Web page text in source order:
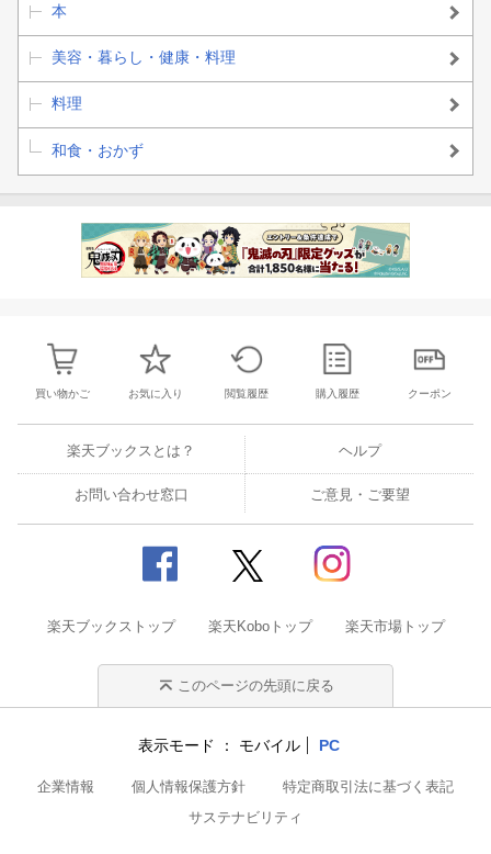
本
美容・暮らし・健康・料理
料理
和食・おかず
買い物かご お気に入り 閲覧履歴 購入履歴 クーポン
楽天ブックスとは？ ヘルプ
お問い合わせ窓口 ご意見・ご要望
楽天ブックストップ 楽天Koboトップ 楽天市場トップ
このページの先頭に戻る
表示モード モバイル PC
企業情報 個人情報保護方針
特定商取引法に基づく表記
サステナビリティ